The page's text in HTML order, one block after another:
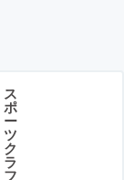
ス
ポ
ー
ツ
ク
ラ
フ